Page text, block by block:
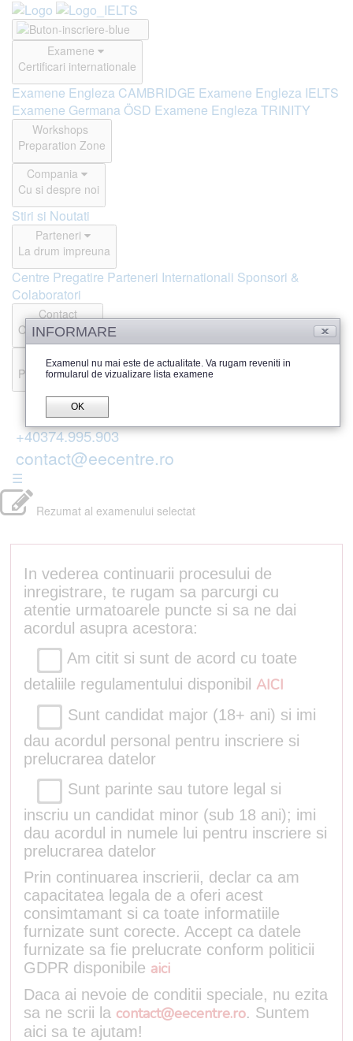
Examene
Certificari internationale
Examene Engleza CAMBRIDGE Examene Engleza IELTS
Examene Germana ÖSD Examene Engleza TRINITY
Workshops
Preparation Zone
Compania
Cu si despre noi
Stiri si Noutati
Parteneri
La drum impreuna
Centre Pregatire Parteneri Internationali Sponsori &
Colaboratori
Contact
Offline si Online
Recenzii
Parerea publicului
+40374.995.903
contact@eecentre.ro
☰
Rezumat al examenului selectat
In vederea continuarii procesului de
inregistrare, te rugam sa parcurgi cu
atentie urmatoarele puncte si sa ne dai
acordul asupra acestora:
Am citit si sunt de acord cu toate
detaliile regulamentului disponibil AICI
Sunt candidat major (18+ ani) si imi
dau acordul personal pentru inscriere si
prelucrarea datelor
Sunt parinte sau tutore legal si
inscriu un candidat minor (sub 18 ani); imi
dau acordul in numele lui pentru inscriere si
prelucrarea datelor
Prin continuarea inscrierii, declar ca am
capacitatea legala de a oferi acest
consimtamant si ca toate informatiile
furnizate sunt corecte. Accept ca datele
furnizate sa fie prelucrate conform politicii
GDPR disponibile aici
Daca ai nevoie de conditii speciale, nu ezita
sa ne scrii la contact@eecentre.ro. Suntem
aici sa te ajutam!
INFORMARE
Examenul nu mai este de actualitate. Va rugam reveniti in
formularul de vizualizare lista examene
OK